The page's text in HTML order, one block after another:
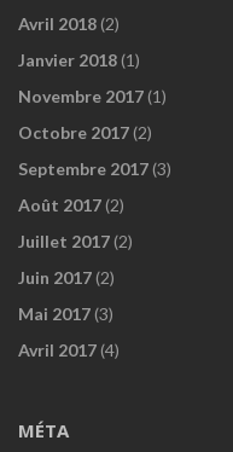
Avril 2018 (2)
Janvier 2018 (1)
Novembre 2017 (1)
Octobre 2017 (2)
Septembre 2017 (3)
Août 2017 (2)
Juillet 2017 (2)
Juin 2017 (2)
Mai 2017 (3)
Avril 2017 (4)
MÉTA